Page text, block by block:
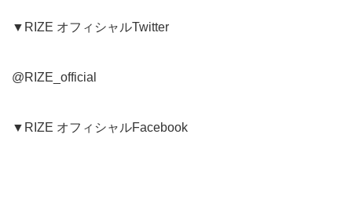
▼RIZE オフィシャルTwitter
@RIZE_official
▼ RIZE オフィシャルFacebook